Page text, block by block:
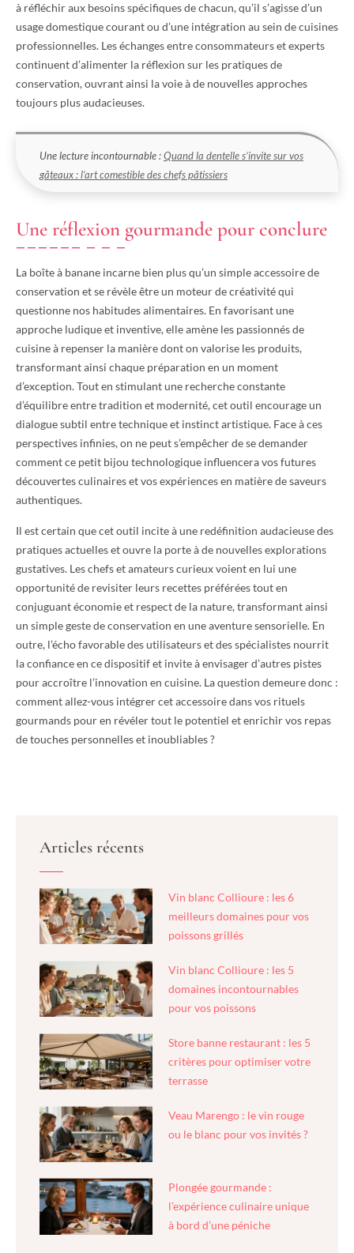
à réfléchir aux besoins spécifiques de chacun, qu’il s’agisse d’un
usage domestique courant ou d’une intégration au sein de cuisines
professionnelles. Les échanges entre consommateurs et experts
continuent d’alimenter la réflexion sur les pratiques de
conservation, ouvrant ainsi la voie à de nouvelles approches
toujours plus audacieuses.
Une lecture incontournable :Quand la dentelle s’invite sur vos
gâteaux : l’art comestible des chefs pâtissiers
Une réflexion gourmande pour conclure
La boîte à banane incarne bien plus qu’un simple accessoire de
conservation et se révèle être un moteur de créativité qui
questionne nos habitudes alimentaires. En favorisant une
approche ludique et inventive, elle amène les passionnés de
cuisine à repenser la manière dont on valorise les produits,
transformant ainsi chaque préparation en un moment
d’exception. Tout en stimulant une recherche constante
d’équilibre entre tradition et modernité, cet outil encourage un
dialogue subtil entre technique et instinct artistique. Face à ces
perspectives infinies, on ne peut s’empêcher de se demander
comment ce petit bijou technologique influencera vos futures
découvertes culinaires et vos expériences en matière de saveurs
authentiques.
Il est certain que cet outil incite à une redéfinition audacieuse des
pratiques actuelles et ouvre la porte à de nouvelles explorations
gustatives. Les chefs et amateurs curieux voient en lui une
opportunité de revisiter leurs recettes préférées tout en
conjuguant économie et respect de la nature, transformant ainsi
un simple geste de conservation en une aventure sensorielle. En
outre, l’écho favorable des utilisateurs et des spécialistes nourrit
la confiance en ce dispositif et invite à envisager d’autres pistes
pour accroître l’innovation en cuisine. La question demeure donc :
comment allez-vous intégrer cet accessoire dans vos rituels
gourmands pour en révéler tout le potentiel et enrichir vos repas
de touches personnelles et inoubliables ?
Articles récents
Vin blanc Collioure : les 6
meilleurs domaines pour vos
poissons grillés
Vin blanc Collioure : les 5
domaines incontournables
pour vos poissons
Store banne restaurant : les 5
critères pour optimiser votre
terrasse
Veau Marengo : le vin rouge
ou le blanc pour vos invités ?
Plongée gourmande :
l’expérience culinaire unique
à bord d’une péniche